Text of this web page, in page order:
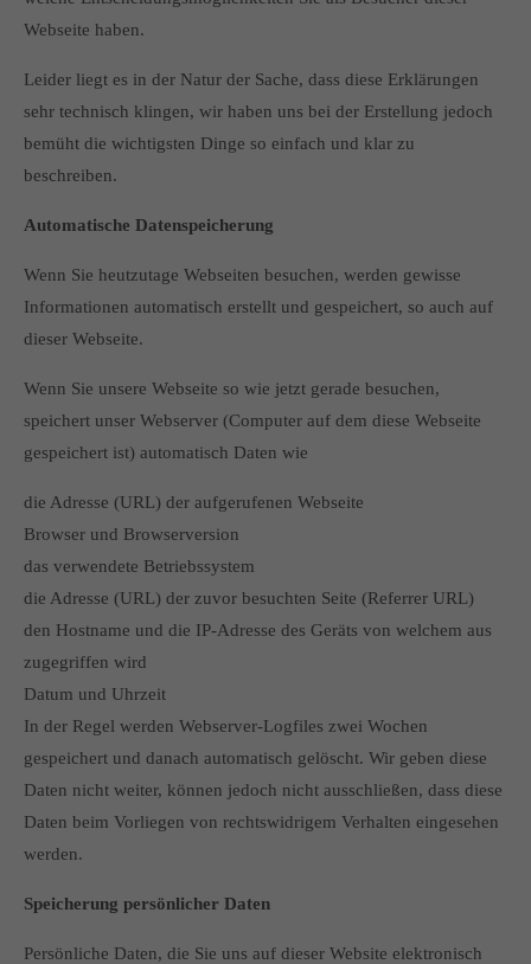
Webseite haben.
Leider liegt es in der Natur der Sache, dass diese Erklärungen
sehr technisch klingen, wir haben uns bei der Erstellung jedoch
bemüht die wichtigsten Dinge so einfach und klar zu
beschreiben.
Automatische Datenspeicherung
Wenn Sie heutzutage Webseiten besuchen, werden gewisse
Informationen automatisch erstellt und gespeichert, so auch auf
dieser Webseite.
Wenn Sie unsere Webseite so wie jetzt gerade besuchen,
speichert unser Webserver (Computer auf dem diese Webseite
gespeichert ist) automatisch Daten wie
die Adresse (URL) der aufgerufenen Webseite
Browser und Browserversion
das verwendete Betriebssystem
die Adresse (URL) der zuvor besuchten Seite (Referrer URL)
den Hostname und die IP-Adresse des Geräts von welchem aus
zugegriffen wird
Datum und Uhrzeit
In der Regel werden Webserver-Logfiles zwei Wochen
gespeichert und danach automatisch gelöscht. Wir geben diese
Daten nicht weiter, können jedoch nicht ausschließen, dass diese
Daten beim Vorliegen von rechtswidrigem Verhalten eingesehen
werden.
Speicherung persönlicher Daten
Persönliche Daten, die Sie uns auf dieser Website elektronisch